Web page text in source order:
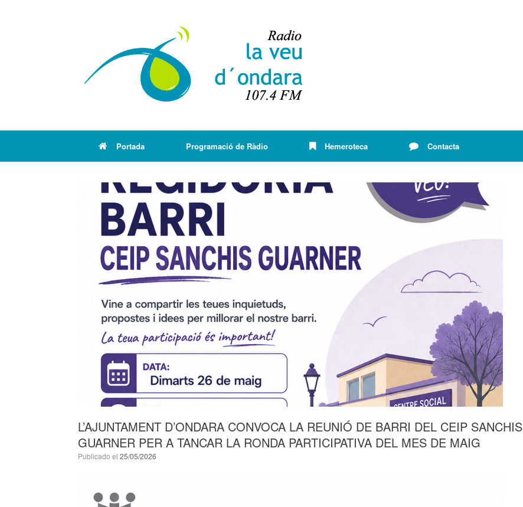
Portada Programació de Ràdio Hemeroteca Contacta
L’AJUNTAMENT D’ONDARA CONVOCA LA REUNIÓ DE BARRI DEL CEIP SANCHIS
GUARNER PER A TANCAR LA RONDA PARTICIPATIVA DEL MES DE MAIG
Publicado el 25/05/2026